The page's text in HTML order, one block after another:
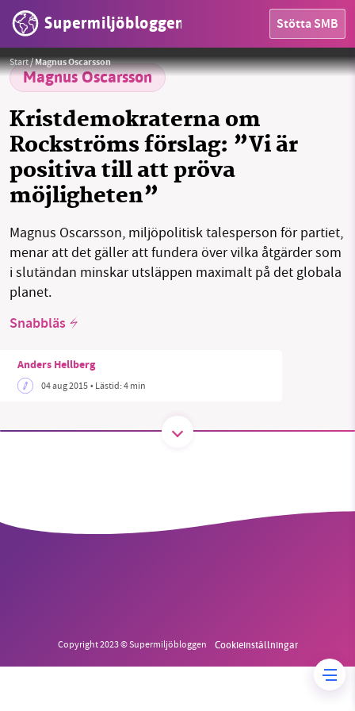
Supermiljöbloggen Stötta SMB
OMRÅDEN
MILJÖFAKTA
OM OSS
Facebook Instagram BlueSky
Start/Magnus Oscarsson
Magnus Oscarsson
Kristdemokraterna om
Rockströms förslag: ”Vi är
positiva till att pröva
möjligheten”
Magnus Oscarsson, miljöpolitisk talesperson för partiet,
menar att det gäller att fundera över vilka åtgärder som
i slutändan minskar utsläppen maximalt på det globala
planet.
Snabbläs
Anders Hellberg
04 aug 2015• Lästid:4 min
Foto:Riksdagen
Copyright 2023 © Supermiljöbloggen Cookieinställningar
starten 2010 har vår ideella redaktion drivit
vill hjälpa oss.